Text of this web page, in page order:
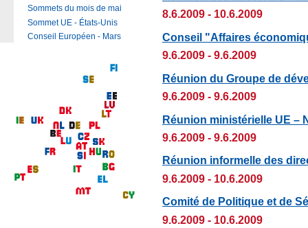
8.6.2009 - 10.6.2009
Conseil "Affaires
9.6.2009 - 9.6.2009
Réunion du Groupe de
9.6.2009 - 9.6.2009
Réunion ministérielle UE –
9.6.2009 - 9.6.2009
Réunion informelle des
9.6.2009 - 10.6.2009
Comité de Politique et de
9.6.2009 - 10.6.2009
Sommets du mois de mai
Sommet UE - États-Unis
Conseil Européen - Mars